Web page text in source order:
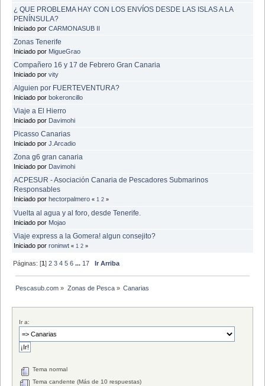
¿ QUE PROBLEMA HAY CON LOS ENVÍOS DESDE LAS ISLAS A LA
PENÍNSULA?
Iniciado por CARMONASUB II
Zonas Tenerife
Iniciado por MigueGrao
Compañero 16 y 17 de Febrero Gran Canaria
Iniciado por vity
Alguien por FUERTEVENTURA?
Iniciado por bokeroncillo
Viaje a El Hierro
Iniciado por Davimohi
Picasso Canarias
Iniciado por J.Arcadio
Zona g6 gran canaria
Iniciado por Davimohi
ACPESUR - Asociación Canaria de Pescadores Submarinos
Responsables
Iniciado por hectorpalmero « 1 2 »
Vuelta al agua y al foro, desde Tenerife.
Iniciado por Mojao
Viaje express a la Gomera! algun consejito?
Iniciado por roninwt « 1 2 »
Páginas: [1]2 3 4 5 6 ... 17 Ir Arriba
Pescasub.com » Zonas de Pesca» Canarias
Ir a:
Tema normal
Tema candente (Más de 10 respuestas)